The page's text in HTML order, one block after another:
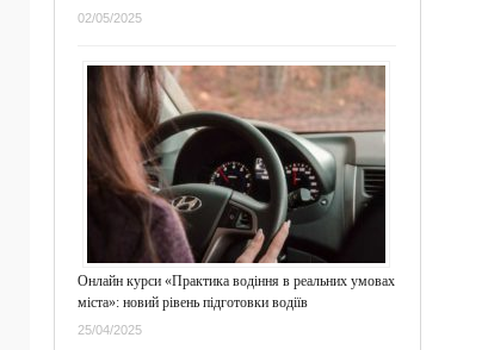
02/05/2025
Онлайн курси «Практика водіння в реальних умовах
міста»: новий рівень підготовки водіїв
25/04/2025